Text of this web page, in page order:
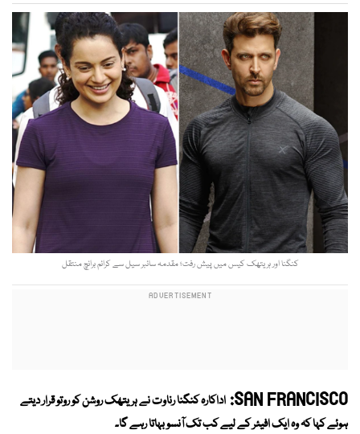
کنگنا اور ہریتھک کیس میں پیش رفت؛ مقدمہ سائبر سیل سے کرائم برانچ منتقل
SAN FRANCISCO: اداکارہ کنگنا رناوت نے ہریتھک روشن کو روتو قرار دیتے
ہوئے کہا کہ وہ ایک افیئر کے لیے کب تک آنسو بہاتا رہے گا۔